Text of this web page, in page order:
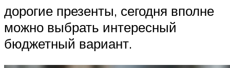
дорогие презенты, сегодня вполне
можно выбрать интересный
бюджетный вариант.